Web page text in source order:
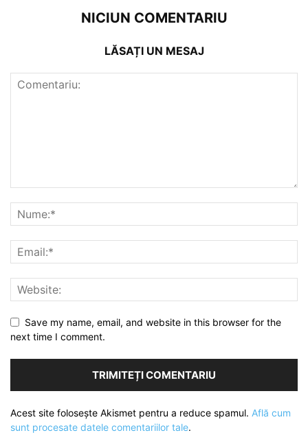
NICIUN COMENTARIU
LĂSAȚI UN MESAJ
Save my name, email, and website in this browser for the
next time I comment.
Acest site folosește Akismet pentru a reduce spamul. Află cum
sunt procesate datele comentariilor tale.